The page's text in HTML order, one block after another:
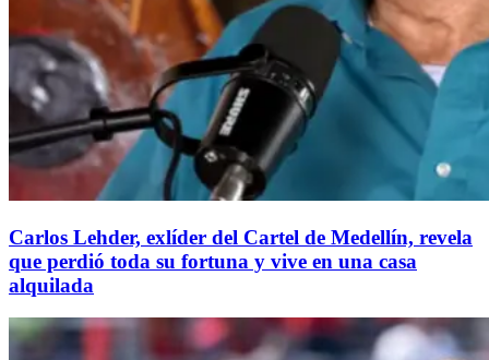
Carlos Lehder, exlíder del Cartel de Medellín, revela
que perdió toda su fortuna y vive en una casa
alquilada